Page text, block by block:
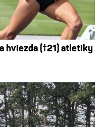
hviezda (†21) atletiky